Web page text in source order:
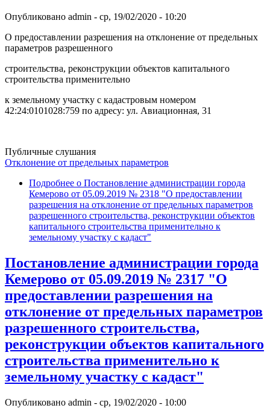
Опубликовано admin - ср, 19/02/2020 - 10:20
О предоставлении разрешения на отклонение от предельных
параметров разрешенного
строительства, реконструкции объектов капитального
строительства применительно
к земельному участку с кадастровым номером
42:24:0101028:759 по адресу: ул. Авиационная, 31
Публичные слушания
Отклонение от предельных параметров
Подробнее о Постановление администрации города
Кемерово от 05.09.2019 № 2318 "О предоставлении
разрешения на отклонение от предельных параметров
разрешенного строительства, реконструкции объектов
капитального строительства применительно к
земельному участку с кадаст"
Постановление администрации города
Кемерово от 05.09.2019 № 2317 "О
предоставлении разрешения на
отклонение от предельных параметров
разрешенного строительства,
реконструкции объектов капитального
строительства применительно к
земельному участку с кадаст"
Опубликовано admin - ср, 19/02/2020 - 10:00